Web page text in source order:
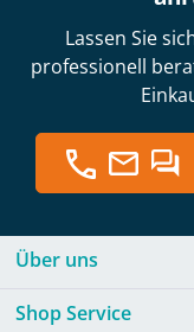
Lassen Sie
professionell
Über uns
Shop Service